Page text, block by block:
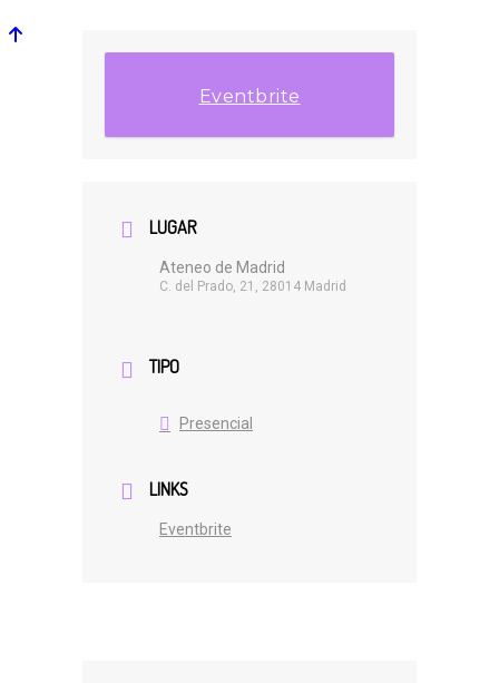
Eventbrite
LUGAR
Ateneo de Madrid
C. del Prado, 21, 28014 Madrid
TIPO
Presencial
LINKS
Eventbrite